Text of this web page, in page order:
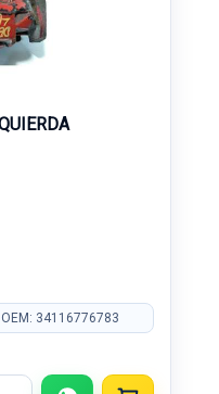
OEM: 34116776783